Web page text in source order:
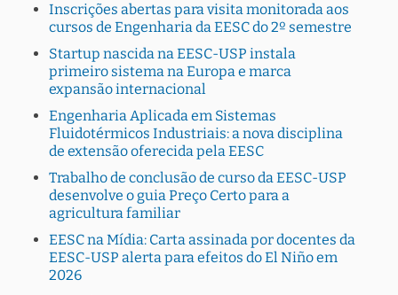
Inscrições abertas para visita monitorada aos
cursos de Engenharia da EESC do 2º semestre
Startup nascida na EESC-USP instala
primeiro sistema na Europa e marca
expansão internacional
Engenharia Aplicada em Sistemas
Fluidotérmicos Industriais: a nova disciplina
de extensão oferecida pela EESC
Trabalho de conclusão de curso da EESC-USP
desenvolve o guia Preço Certo para a
agricultura familiar
EESC na Mídia: Carta assinada por docentes da
EESC-USP alerta para efeitos do El Niño em
2026